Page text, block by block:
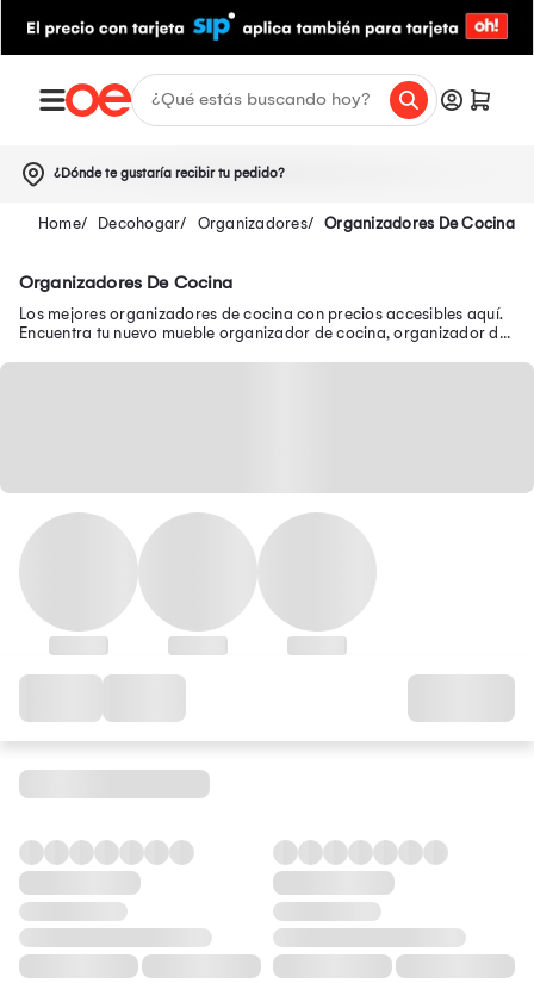
¿Dónde te gustaría recibir tu pedido?
Decohogar Organizadores Organizadores De Cocina
Organizadores De Cocina
Los mejores organizadores de cocina con precios accesibles aquí.
Encuentra tu nuevo mueble organizador de cocina, organizador de